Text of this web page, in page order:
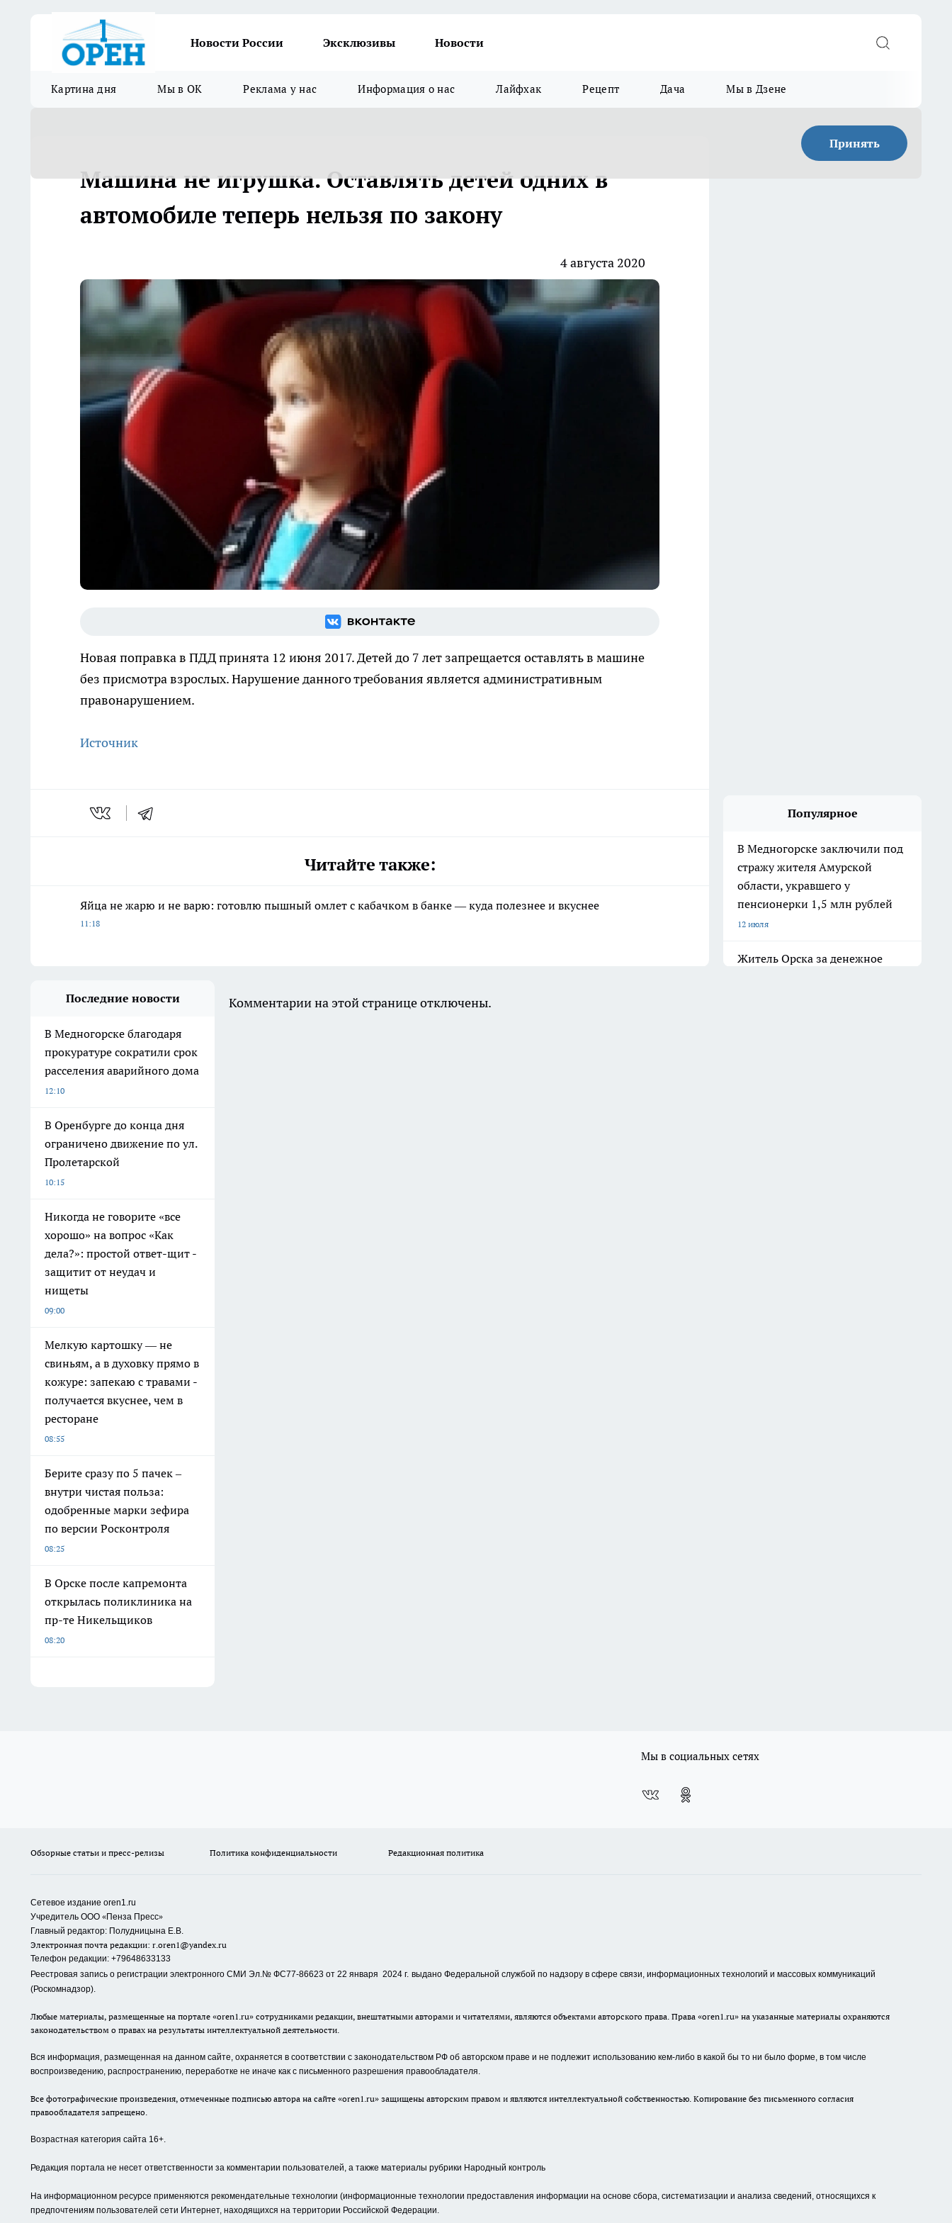
Новости России Эксклюзивы Новости
Картина дня Мы в ОК Реклама у нас Информация о нас Лайфхак Рецепт Дача Мы в Дзене
Принять
Машина не игрушка. Оставлять детей одних в
автомобиле теперь нельзя по закону
4 августа 2020
Новая поправка в ПДД принята 12 июня 2017. Детей до 7 лет запрещается оставлять в машине
без присмотра взрослых. Нарушение данного требования является административным
правонарушением.
Источник
Читайте также:
Яйца не жарю и не варю: готовлю пышный омлет с кабачком в банке — куда полезнее и вкуснее
11:18
Популярное
В Медногорске заключили под
стражу жителя Амурской
области, укравшего у
пенсионерки 1,5 млн рублей
12 июля
Житель Орска за денежное
Последние новости
В Медногорске благодаря
прокуратуре сократили срок
расселения аварийного дома
12:10
В Оренбурге до конца дня
ограничено движение по ул.
Пролетарской
10:15
Никогда не говорите «все
хорошо» на вопрос «Как
дела?»: простой ответ-щит -
защитит от неудач и
нищеты
09:00
Мелкую картошку — не
свиньям, а в духовку прямо в
кожуре: запекаю с травами -
получается вкуснее, чем в
ресторане
08:55
Берите сразу по 5 пачек –
внутри чистая польза:
одобренные марки зефира
по версии Росконтроля
08:25
В Орске после капремонта
открылась поликлиника на
пр-те Никельщиков
08:20
Комментарии на этой странице отключены.
Мы в социальных сетях
Обзорные статьи и пресс-релизы Политика конфиденциальности Редакционная политика
Сетевое издание oren1.ru
Учредитель ООО «Пенза Пресс»
Главный редактор: Полудницына Е.В.
Электронная почта редакции: r.oren1@yandex.ru
Телефон редакции: +79648633133
Реестровая запись о регистрации электронного СМИ Эл.№ ФС77-86623 от 22 января 2024 г. выдано Федеральной службой по надзору в сфере связи, информационных технологий и массовых коммуникаций
(Роскомнадзор).
Любые материалы, размещенные на портале «oren1.ru» сотрудниками редакции, внештатными авторами и читателями, являются объектами авторского права. Права «oren1.ru» на указанные материалы охраняются
законодательством о правах на результаты интеллектуальной деятельности.
Вся информация, размещенная на данном сайте, охраняется в соответствии с законодательством РФ об авторском праве и не подлежит использованию кем-либо в какой бы то ни было форме, в том числе
воспроизведению, распространению, переработке не иначе как с письменного разрешения правообладателя.
Все фотографические произведения, отмеченные подписью автора на сайте «oren1.ru» защищены авторским правом и являются интеллектуальной собственностью. Копирование без письменного согласия
правообладателя запрещено.
Возрастная категория сайта 16+.
Редакция портала не несет ответственности за комментарии пользователей, а также материалы рубрики Народный контроль
На информационном ресурсе применяются рекомендательные технологии (информационные технологии предоставления информации на основе сбора, систематизации и анализа сведений, относящихся к
предпочтениям пользователей сети Интернет, находящихся на территории Российской Федерации.